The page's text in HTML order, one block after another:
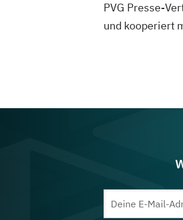
PVG Presse-
und kooperiert